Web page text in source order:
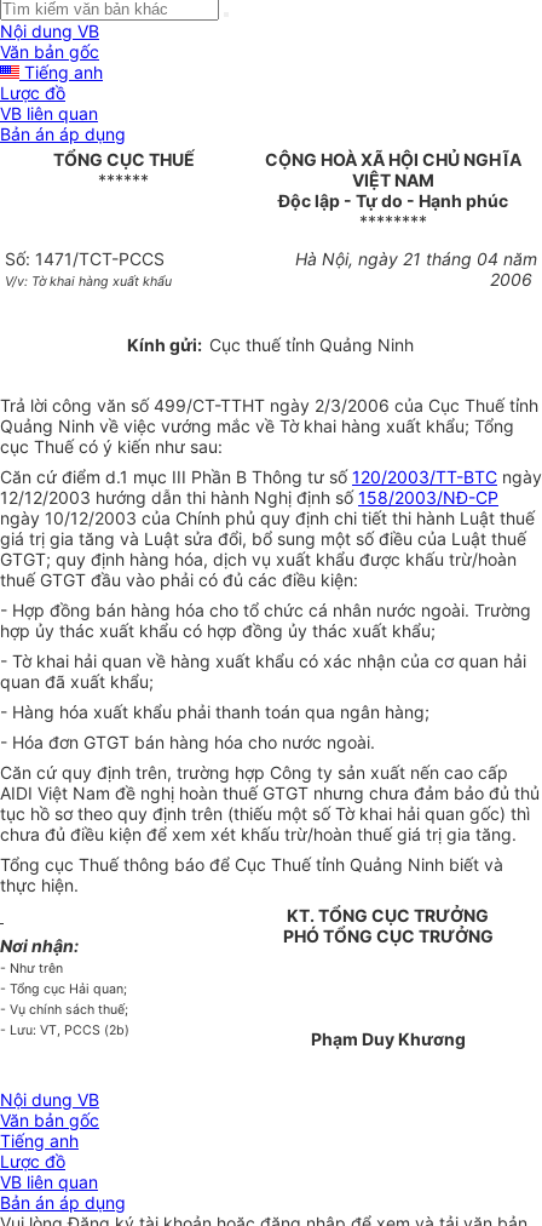
Nội dung VB
Văn bản gốc
Tiếng anh
Lược đồ
VB liên quan
Bản án áp dụng
TỔNG CỤC THUẾ
******
CỘNG HOÀ XÃ HỘI CHỦ NGHĨA
VIỆT NAM
Độc lập - Tự do - Hạnh phúc
********
Số: 1471/TCT-PCCS
V/v: Tờ khai hàng xuất khẩu
Hà Nội, ngày 21 tháng 04 năm
2006
Kính gửi: Cục thuế tỉnh Quảng Ninh
Trả lời công văn số 499/CT-TTHT ngày 2/3/2006 của Cục Thuế tỉnh
Quảng Ninh về việc vướng mắc về Tờ khai hàng xuất khẩu; Tổng
cục Thuế có ý kiến như sau:
Căn cứ điểm d.1 mục III Phần B Thông tư số120/2003/TT-BTC ngày
12/12/2003 hướng dẫn thi hành Nghị định số158/2003/NĐ-CP
ngày 10/12/2003 của Chính phủ quy định chi tiết thi hành Luật thuế
giá trị gia tăng và Luật sửa đổi, bổ sung một số điều của Luật thuế
GTGT; quy định hàng hóa, dịch vụ xuất khẩu được khấu trừ/hoàn
thuế GTGT đầu vào phải có đủ các điều kiện:
- Hợp đồng bán hàng hóa cho tổ chức cá nhân nước ngoài. Trường
hợp ủy thác xuất khẩu có hợp đồng ủy thác xuất khẩu;
- Tờ khai hải quan về hàng xuất khẩu có xác nhận của cơ quan hải
quan đã xuất khẩu;
- Hàng hóa xuất khẩu phải thanh toán qua ngân hàng;
- Hóa đơn GTGT bán hàng hóa cho nước ngoài.
Căn cứ quy định trên, trường hợp Công ty sản xuất nến cao cấp
AIDI Việt Nam đề nghị hoàn thuế GTGT nhưng chưa đảm bảo đủ thủ
tục hồ sơ theo quy định trên (thiếu một số Tờ khai hải quan gốc) thì
chưa đủ điều kiện để xem xét khấu trừ/hoàn thuế giá trị gia tăng.
Tổng cục Thuế thông báo để Cục Thuế tỉnh Quảng Ninh biết và
thực hiện.
Nơi nhận:
- Như trên
- Tổng cục Hải quan;
- Vụ chính sách thuế;
- Lưu: VT, PCCS (2b)
KT. TỔNG CỤC TRƯỞNG
PHÓ TỔNG CỤC TRƯỞNG
Phạm Duy Khương
Nội dung VB
Văn bản gốc
Tiếng anh
Lược đồ
VB liên quan
Bản án áp dụng